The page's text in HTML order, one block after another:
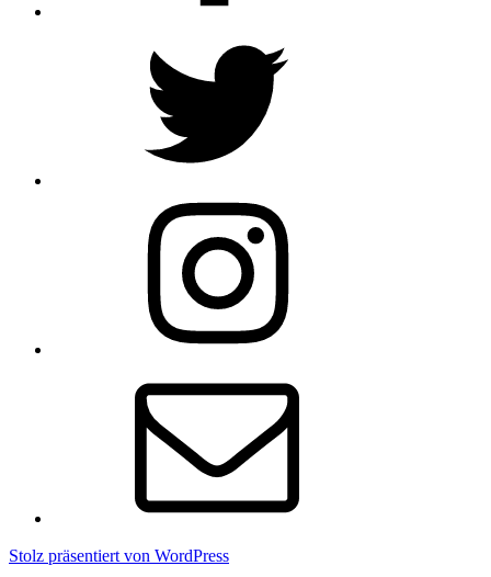
Stolz präsentiert von WordPress